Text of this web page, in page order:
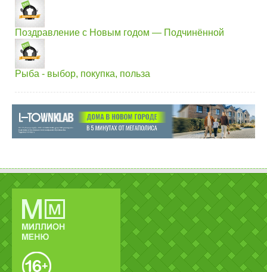
Поздравление с Новым годом — Подчинённой
Рыба - выбор, покупка, польза